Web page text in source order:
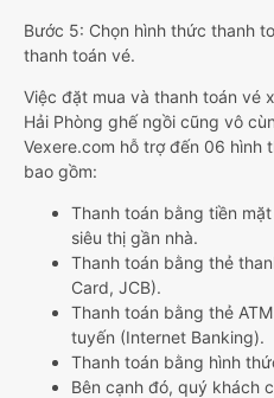
Bước 5: Chọn hình thức thanh
thanh toán vé.
Việc đặt mua và thanh toán vé
Hải Phòng ghế ngồi cũng vô
Vexere.com hỗ trợ đến 06 hình
bao gồm:
Thanh toán bằng tiền
siêu thị gần nhà.
Thanh toán bằng thẻ
Card, JCB).
Thanh toán bằng thẻ
tuyến (Internet Banking).
Thanh toán bằng hình
Bên cạnh đó, quý khách